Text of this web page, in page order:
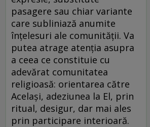
pasagere sau chiar variante
care subliniază anumite
înţelesuri ale comunităţii. Va
putea atrage atenţia asupra
a ceea ce constituie cu
adevărat comunitatea
religioasă: orientarea către
Acelaşi, adeziunea la El, prin
ritual, desigur, dar mai ales
prin participare interioară.